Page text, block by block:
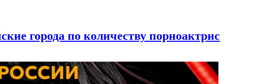
города по количеству порноактрис